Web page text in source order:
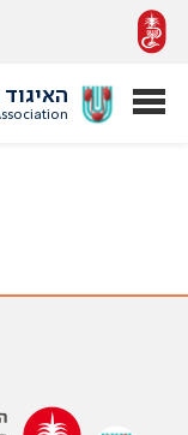
האיגוד